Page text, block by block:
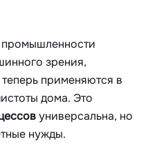
промышленности
зрения,
применяются в
дома. Это
универсальна, но
нужды.